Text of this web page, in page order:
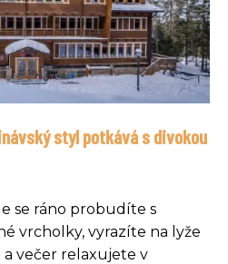
styl potkává s divokou
se ráno probudíte s
vrcholky, vyrazíte na lyže
večer relaxujete v